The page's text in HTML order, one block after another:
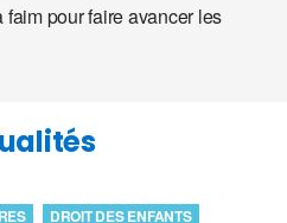
pour faire avancer les
DROIT DES ENFANTS